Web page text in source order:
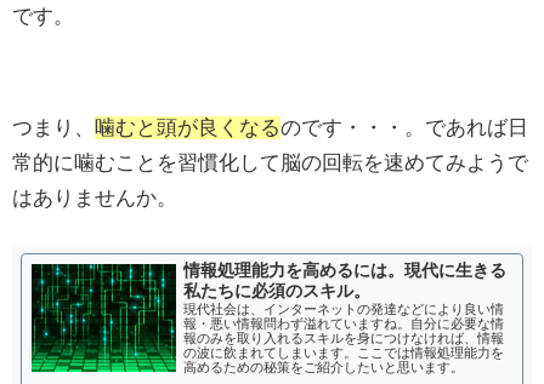
です。
つまり、 噛むと頭が良くなるのです・・・。であれば日
常的に噛むことを習慣化して脳の回転を速めてみようで
はありませんか。
情報処理能力を高めるには。現代に生きる
私たちに必須のスキル。
現代社会は、インターネットの発達などにより良い情
報・悪い情報問わず溢れていますね。自分に必要な情
報のみを取り入れるスキルを身につけなければ、情報
の波に飲まれてしまいます。ここでは情報処理能力を
高めるための秘策をご紹介したいと思います。